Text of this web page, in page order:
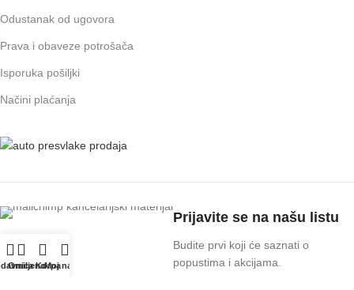
Odustanak od ugovora
Prava i obaveze potrošača
Isporuka pošiljki
Načini plaćanja
Prijavite se na našu listu
Budite prvi koji će saznati o
popustima i akcijama.
OmiljenoKorpa
Moj nalog